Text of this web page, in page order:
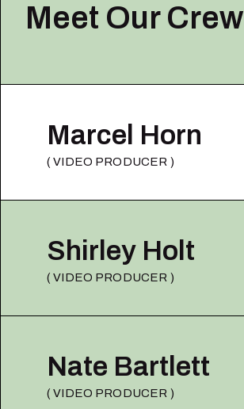
Meet Our Crew
Marcel Horn
( VIDEO PRODUCER )
Shirley Holt
( VIDEO PRODUCER )
Nate Bartlett
( VIDEO PRODUCER )